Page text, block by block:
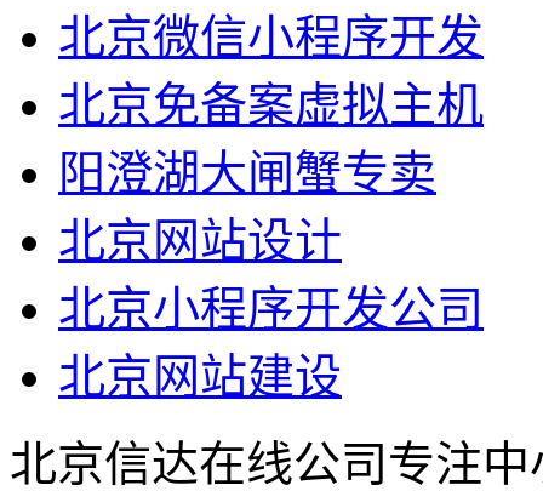
北京微信小程序开发
北京免备案虚拟主机
阳澄湖大闸蟹专卖
北京网站设计
北京小程序开发公司
北京网站建设
北京信达在线公司专注